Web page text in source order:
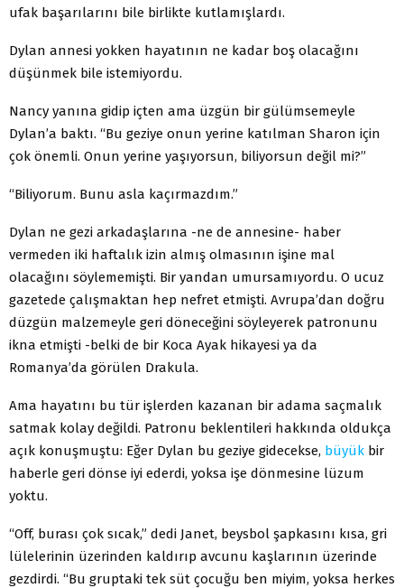
ufak başarılarını bile birlikte kutlamışlardı.
Dylan annesi yokken hayatının ne kadar boş olacağını
düşünmek bile istemiyordu.
Nancy yanına gidip içten ama üzgün bir gülümsemeyle
Dylan’a baktı. “Bu geziye onun yerine katılman Sharon için
çok önemli. Onun yerine yaşıyorsun, biliyorsun değil mi?”
“Biliyorum. Bunu asla kaçırmazdım.”
Dylan ne gezi arkadaşlarına -ne de annesine- haber
vermeden iki haftalık izin almış olmasının işine mal
olacağını söylememişti. Bir yandan umursamıyordu. O ucuz
gazetede çalışmaktan hep nefret etmişti. Avrupa’dan doğru
düzgün malzemeyle geri döneceğini söyleyerek patronunu
ikna etmişti -belki de bir Koca Ayak hikayesi ya da
Romanya’da görülen Drakula.
Ama hayatını bu tür işlerden kazanan bir adama saçmalık
satmak kolay değildi. Patronu beklentileri hakkında oldukça
açık konuşmuştu: Eğer Dylan bu geziye gidecekse, büyük bir
haberle geri dönse iyi ederdi, yoksa işe dönmesine lüzum
yoktu.
“Off, burası çok sıcak,” dedi Janet, beysbol şapkasını kısa, gri
lülelerinin üzerinden kaldırıp avcunu kaşlarının üzerinde
gezdirdi. “Bu gruptaki tek süt çocuğu ben miyim, yoksa herkes